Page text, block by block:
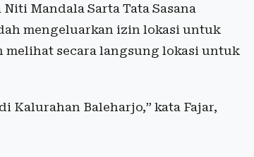
Mandala Sarta Tata Sasana
mengeluarkan izin lokasi untuk
melihat secara langsung lokasi untuk
Kalurahan Baleharjo,” kata Fajar,